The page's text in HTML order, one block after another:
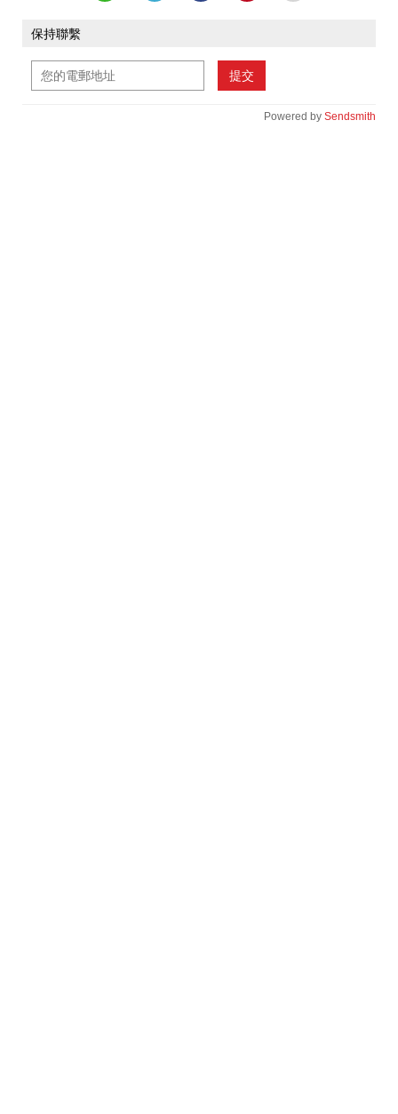
保持聯繫
提交
Powered by Sendsmith